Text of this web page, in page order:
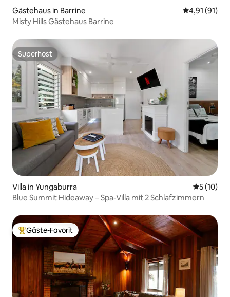
Gästehaus in Barrine
4,91 (91)
Misty Hills Gästehaus Barrine
Superhost
Superhost
Villa in Yungaburra
5 (10)
Blue Summit Hideaway – Spa-Villa mit 2 Schlafzimmern
Beliebter Gäste-Favorit.
Gäste-Favorit